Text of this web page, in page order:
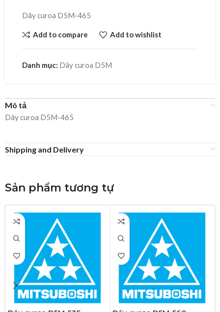
Dây curoa D5M-465
Add to compare Add to wishlist
Danh mục: Dây curoa D5M
Mô tả
Dây curoa D5M-465
Shipping and Delivery
Sản phẩm tương tự